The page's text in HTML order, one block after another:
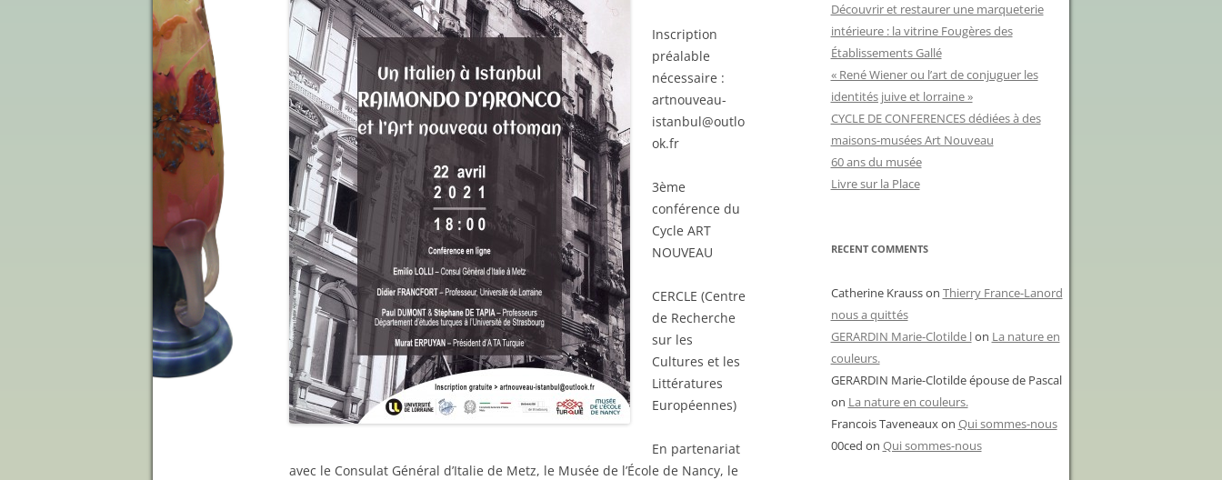
Inscription
préalable
nécessaire :
artnouveau-
istanbul@outlo
ok.fr
3ème
conférence du
Cycle ART
NOUVEAU
CERCLE (Centre
de Recherche
sur les
Cultures et les
Littératures
Européennes)
En partenariat
avec le Consulat Général d’Italie de Metz, le Musée de l’École de Nancy, le
Découvrir et restaurer une marqueterie
intérieure : la vitrine Fougères des
Établissements Gallé
« René Wiener ou l’art de conjuguer les
identités juive et lorraine »
CYCLE DE CONFERENCES dédiées à des
maisons-musées Art Nouveau
60 ans du musée
Livre sur la Place
RECENT COMMENTS
Catherine Krausson Thierry France-Lanord
nous a quittés
GERARDIN Marie-Clotilde lon La nature en
couleurs.
GERARDIN Marie-Clotilde épouse de Pascal
on La nature en couleurs.
Francois Taveneauxon Qui sommes-nous
00ced on Qui sommes-nous